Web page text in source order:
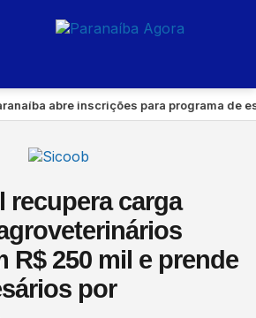
abre inscrições para programa de
recupera carga
R$ 250 mil e prende
por